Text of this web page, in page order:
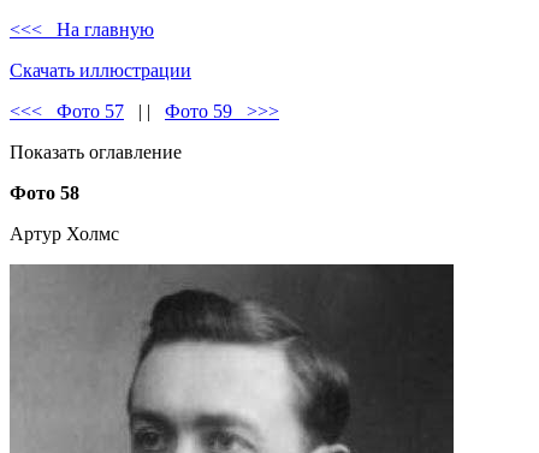
<<< На главную
Скачать иллюстрации
<<< Фото 57 | | Фото 59 >>>
Показать оглавление
Фото 58
Артур Холмс